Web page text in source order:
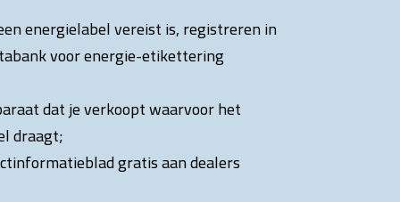
energielabel vereist is, registreren in
voor energie-etikettering
dat je verkoopt waarvoor het
draagt;
gratis aan dealers